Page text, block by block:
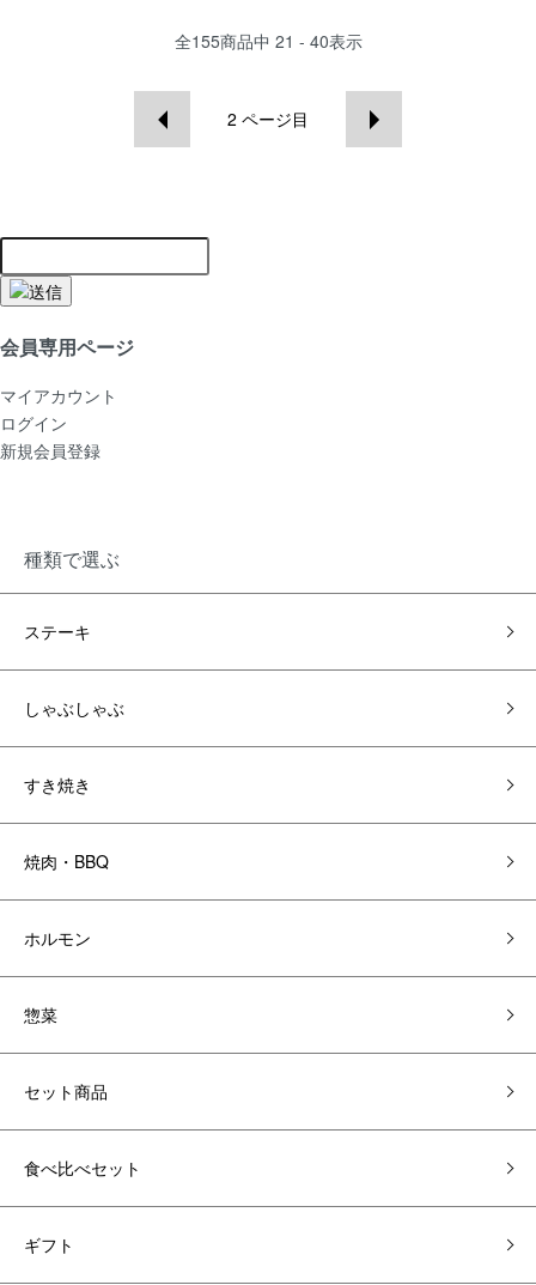
全155商品中 21 - 40表示
2 ページ目
会員専用ページ
マイアカウント
ログイン
新規会員登録
種類で選ぶ
ステーキ
しゃぶしゃぶ
すき焼き
焼肉・BBQ
ホルモン
惣菜
セット商品
食べ比べセット
ギフト